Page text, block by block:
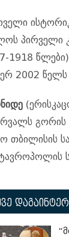
პირ­ვე­ლი
1918
2002
გო­რის
თბი­ლი­სის